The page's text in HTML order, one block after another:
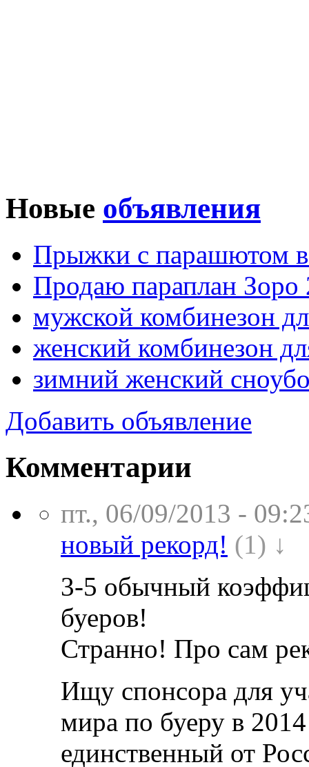
Новые объявления
Прыжки с парашютом в
Продаю параплан Зоро
мужской комбинезон
женский комбинезон
зимний женский
Добавить объявление
Комментарии
пт., 06/09/2013 -
новый рекорд! (1) ↓
3-5 обычный
буеров!
Странно! Про сам
Ищу спонсора для
мира по буеру в
единственный от